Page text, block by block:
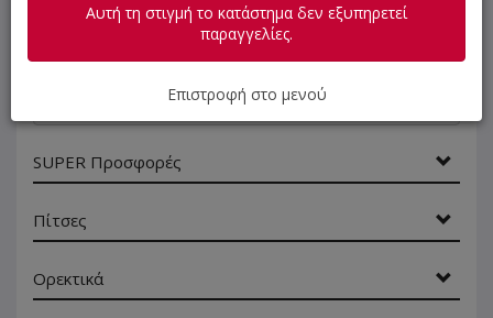
ΠΛΗΡΟΦΟΡΙΕΣ ΑΞΙΟΛΟΓΗΣΕΙΣ
προϊόντος...
SUPER Προσφορές
Πίτσες
Ορεκτικά
Αυτή τη στιγμή το κατάστημα δεν εξυπηρετεί
παραγγελίες.
Επιστροφή στο μενού